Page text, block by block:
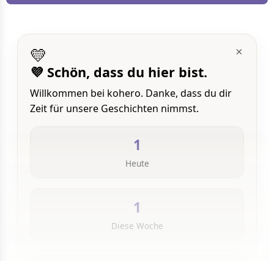
×
💛
💜 Schön, dass du hier bist.
Willkommen bei kohero. Danke, dass du dir
Zeit für unsere Geschichten nimmst.
1
Heute
1
Diese Woche